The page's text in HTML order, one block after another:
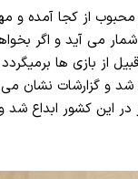
از کجا آمده و
می آید و اگر
چهل پیشینه ای بروز تر دارد و در قرن
در این کشور ابداع